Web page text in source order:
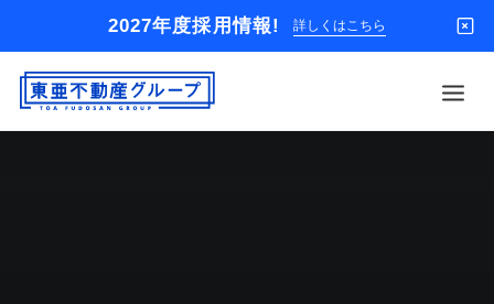
2027年度採用情報! 詳しくはこちら